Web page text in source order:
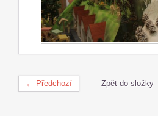
← Předchozí Zpět do složky